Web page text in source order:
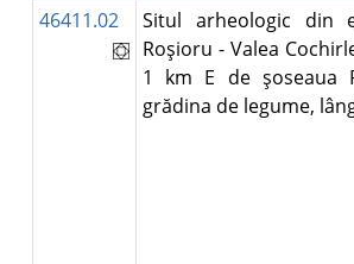
46411.02
Situl arheologic din
Roşioru - Valea
1 km E de şoseaua
grădina de legume,